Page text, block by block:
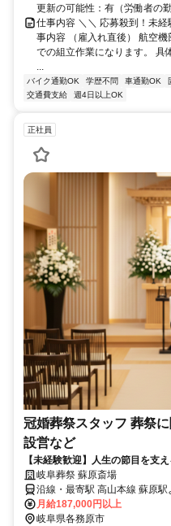
更新の可能性：有（労働者の
仕事内容 ＼＼ 応募殺到！未
事内容 （雇入れ直後） 航空
での組立作業になります。 具
...
バイク通勤OK 学歴不問 車通勤OK
交通費支給
週4日以上OK
正社員
冠婚葬祭スタッフ 葬祭
設営など
【未経験歓迎】人生の節目を支
寧な研修制度で初心者の方も安
休二日制でプライベートも充実◎
岐阜葬祭 蘇原斎場
沿線・最寄駅 高山本線 蘇原駅
月給187,000円以上
岐阜県各務原市